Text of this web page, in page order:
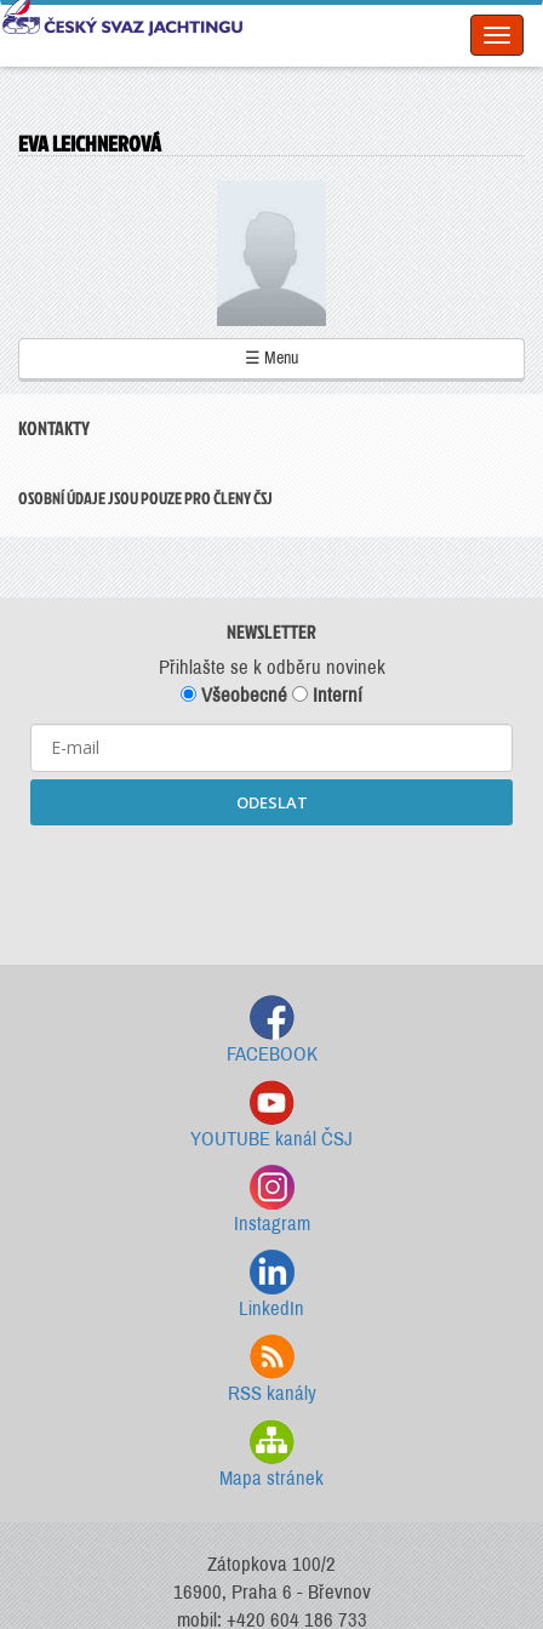
EVA LEICHNEROVÁ
☰ Menu
KONTAKTY
OSOBNÍ ÚDAJE JSOU POUZE PRO ČLENY ČSJ
NEWSLETTER
Přihlašte se k odběru novinek
Všeobecné
Interní
ODESLAT
FACEBOOK
YOUTUBE kanál ČSJ
Instagram
LinkedIn
RSS kanály
Mapa stránek
Zátopkova 100/2
16900, Praha 6 - Břevnov
mobil: +420 604 186 733